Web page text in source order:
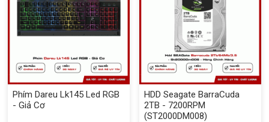
Phím Dareu Lk145 Led RGB
- Giả Cơ
HDD Seagate BarraCuda
2TB - 7200RPM
(ST2000DM008)